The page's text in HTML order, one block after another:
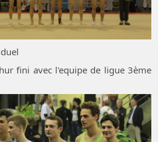
fini avec l'equipe de ligue 3ème